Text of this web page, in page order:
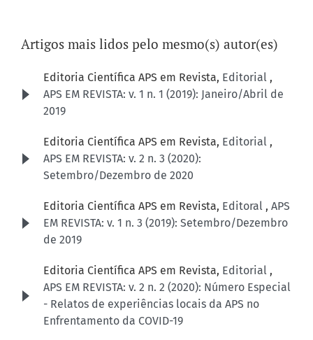
Artigos mais lidos pelo mesmo(s) autor(es)
Editoria Científica APS em Revista, Editorial ,
APS EM REVISTA: v. 1 n. 1 (2019): Janeiro/Abril de
2019
Editoria Científica APS em Revista, Editorial ,
APS EM REVISTA: v. 2 n. 3 (2020):
Setembro/Dezembro de 2020
Editoria Científica APS em Revista, Editoral , APS
EM REVISTA: v. 1 n. 3 (2019): Setembro/Dezembro
de 2019
Editoria Científica APS em Revista, Editorial ,
APS EM REVISTA: v. 2 n. 2 (2020): Número Especial
- Relatos de experiências locais da APS no
Enfrentamento da COVID-19